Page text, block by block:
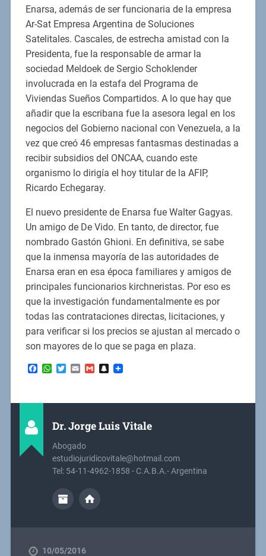
Enarsa, además de ser funcionaria de la empresa
Ar-Sat Empresa Argentina de Soluciones
Satelitales. Cascales, de estrecha amistad con la
Presidenta, fue la responsable de armar la
sociedad Meldoek de Sergio Schoklender
involucrada en la estafa del Programa de
Viviendas Sueños Compartidos. A lo que hay que
añadir que la escribana fue la asesora legal en los
negocios del Gobierno nacional con Venezuela, a la
vez que creó 46 empresas fantasmas destinadas a
recibir subsidios del ONCAA, cuando este
organismo lo dirigía el hoy titular de la AFIP,
Ricardo Echegaray.
El nuevo presidente de Enarsa fue Walter Gagyas.
Un amigo de De Vido. En tanto, de director, fue
nombrado Gastón Ghioni. En definitiva, se sabe
que la inmensa mayoría de las autoridades de
Enarsa eran en esa época familiares y amigos de
principales funcionarios kirchneristas. Por eso es
que la investigación fundamentalmente es por
todas las contrataciones directas, licitaciones, y
para verificar si los precios se ajustan al mercado o
son mayores de lo que se paga en plaza.
Facebook
WhatsApp
Twitter
EmailGmailSnapchat
Dr. Jorge Luis Vitale
Abogado
estudiojuridicovitale@hotmail.com
Tel: 54-11-4962-1858 - C.A.B.A.- Argentina
10/05/2016